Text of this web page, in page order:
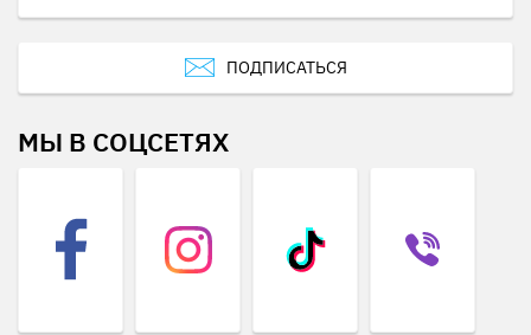
ПОДПИСАТЬСЯ
МЫ В СОЦСЕТЯХ